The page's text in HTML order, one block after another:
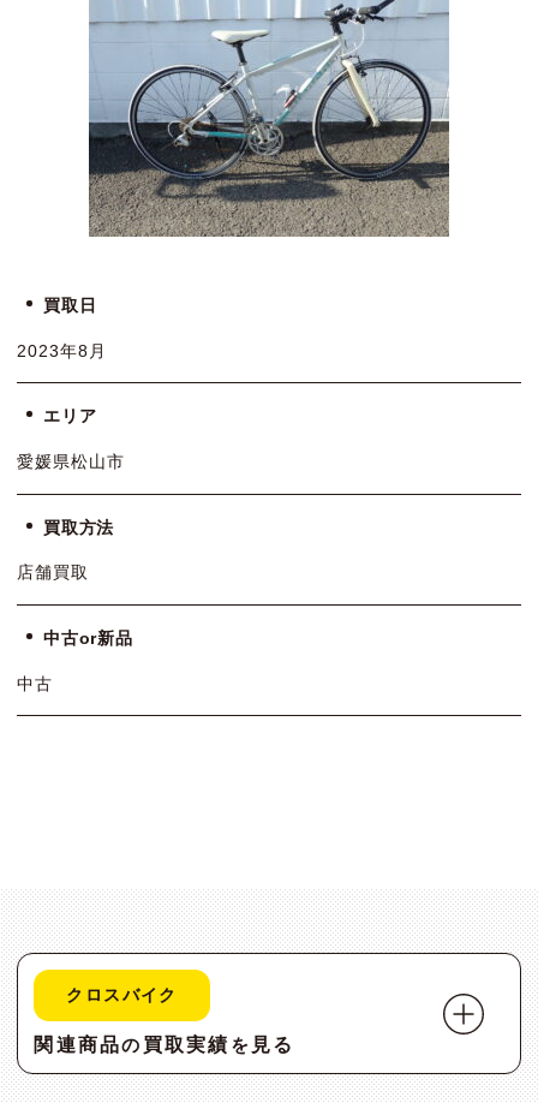
買取日
2023年8月
エリア
愛媛県松山市
買取方法
店舗買取
中古or新品
中古
クロスバイク
関連商品の 買取実績 を 見る